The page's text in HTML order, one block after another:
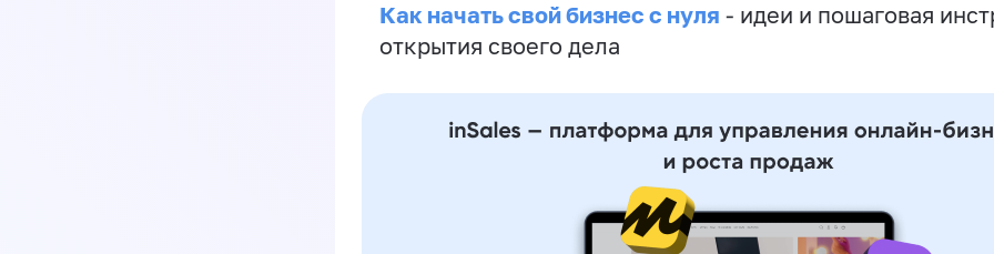
Как начать свой бизнес с нуля - идеи и пошаговая
открытия своего дела